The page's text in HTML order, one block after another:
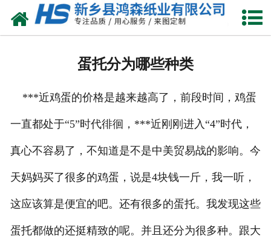
网站首页
新闻动态
资质荣誉
公司风采
蛋托分为哪些种类
***近鸡蛋的价格是越来越高了，前段时间，鸡蛋
一直都处于“5”时代徘徊，***近刚刚进入“4”时代，
真心不容易了，不知道是不是中美贸易战的影响。今
天妈妈买了很多的鸡蛋，说是4块钱一斤，我一听，
这应该算是便宜的吧。还有很多的蛋托。我发现这些
蛋托都做的还挺精致的呢。并且还分为很多种。跟大